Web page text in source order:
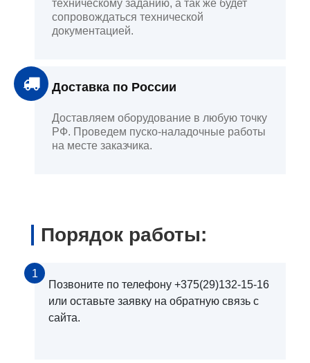
техническому заданию, а так же будет
сопровождаться технической
документацией.
Доставка по России
Доставляем оборудование в любую точку
РФ. Проведем пуско-наладочные работы
на месте заказчика.
Порядок работы:
1
Позвоните по телефону +375(29)132-15-16
или оставьте заявку на обратную связь с
сайта.